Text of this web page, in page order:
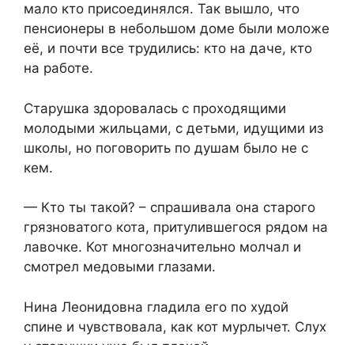
мало кто присоединялся. Так вышло, что
пенсионеры в небольшом доме были моложе
её, и почти все трудились: кто на даче, кто
на работе.
Старушка здоровалась с проходящими
молодыми жильцами, с детьми, идущими из
школы, но поговорить по душам было не с
кем.
— Кто ты такой? – спрашивала она старого
грязноватого кота, притулившегося рядом на
лавочке. Кот многозначительно молчал и
смотрел медовыми глазами.
Нина Леонидовна гладила его по худой
спине и чувствовала, как кот мурлычет. Слух